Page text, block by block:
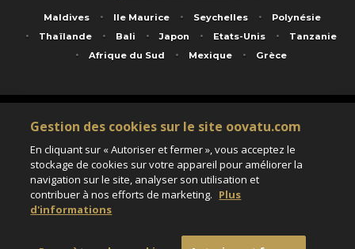
Maldives Ile Maurice Seychelles
Polynésie
Thaïlande
Bali Japon Etats-Unis
Tanzanie
Afrique du Sud
Mexique Grèce
Service animé par Nautil Voyages - 22 rue Georges Picquart 75017 Paris - S.A.S
au capital de 155 696 euros - RCS Paris B 423 671 973 - Code APE 7911Z
Matricule Atout France IM075100020 - Garantie financière Groupama - Agrément IATA
Assurance responsabilité civile et professionnelle HISCOX RCP0081066
Gestion des cookies sur le site oovatu.com
En cliquant sur « Autoriser et fermer », vous acceptez le
stockage de cookies sur votre appareil pour améliorer la
navigation sur le site, analyser son utilisation et
contribuer à nos efforts de marketing. Plus
d'informations